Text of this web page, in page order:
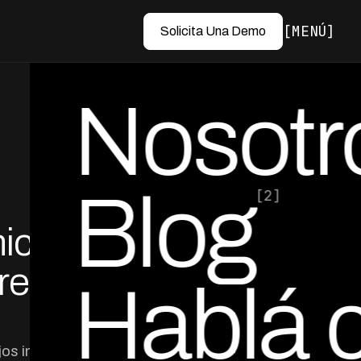
Solicita Una Demo MENÚ
Blog[2]
Hablá
ingresos en
por Ed Escobar
Co-Founder & CEO